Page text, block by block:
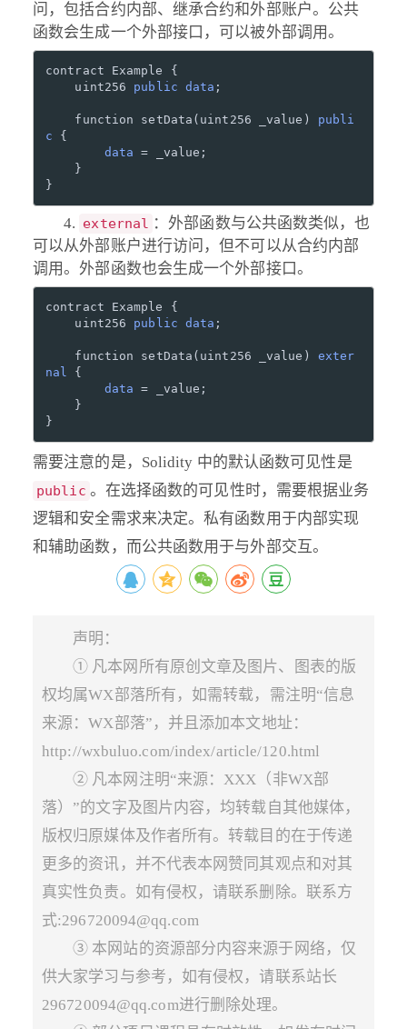
问，包括合约内部、继承合约和外部账户。公共
函数会生成一个外部接口，可以被外部调用。
contract Example {
    uint256
public data ;
    function setData(uint256 _value)
publi
c {
data = _value;
external ：外部函数与公共函数类似，也
可以从外部账户进行访问，但不可以从合约内部
调用。外部函数也会生成一个外部接口。
contract Example {
    uint256
public data ;
    function setData(uint256 _value)
exter
nal
{
data = _value;
需要注意的是，Solidity 中的默认函数可见性是
public 。在选择函数的可见性时，需要根据业务
逻辑和安全需求来决定。私有函数用于内部实现
和辅助函数，而公共函数用于与外部交互。
声明：
① 凡本网所有原创文章及图片、图表的版
权均属WX部落所有，如需转载，需注明“信息
来源：WX部落”，并且添加本文地址：
http://wxbuluo.com/index/article/120.html
② 凡本网注明“来源：XXX（非WX部
落）”的文字及图片内容，均转载自其他媒体，
版权归原媒体及作者所有。转载目的在于传递
更多的资讯，并不代表本网赞同其观点和对其
真实性负责。如有侵权，请联系删除。联系方
式:296720094@qq.com
③ 本网站的资源部分内容来源于网络，仅
供大家学习与参考，如有侵权，请联系站长
296720094@qq.com进行删除处理。